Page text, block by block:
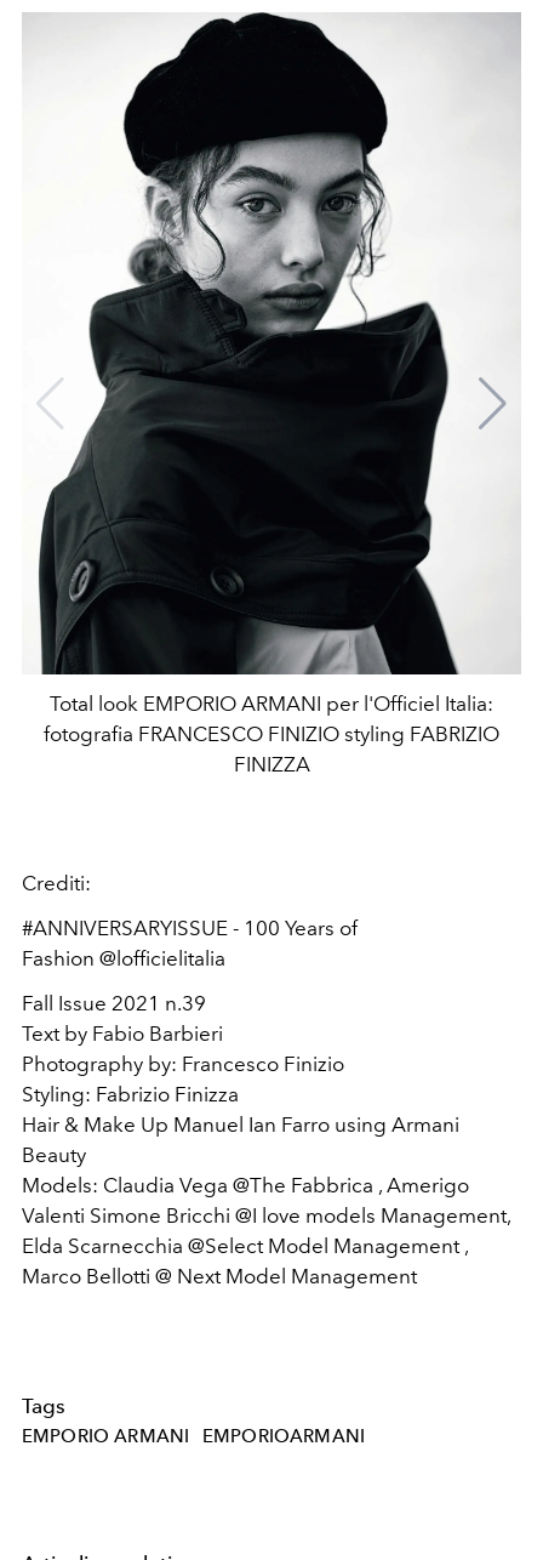
Total look EMPORIO ARMANI per l'Officiel Italia:
fotografia FRANCESCO FINIZIO styling FABRIZIO
FINIZZA
Crediti:
#ANNIVERSARYISSUE - 100 Years of
Fashion @lofficielitalia
Fall Issue 2021 n.39
Text by Fabio Barbieri
Photography by: Francesco Finizio
Styling: Fabrizio Finizza
Hair & Make Up Manuel Ian Farro using Armani
Beauty
Models: Claudia Vega @The Fabbrica , Amerigo
Valenti Simone Bricchi @I love models Management,
Elda Scarnecchia @Select Model Management ,
Marco Bellotti @ Next Model Management
Tags
EMPORIO ARMANI EMPORIOARMANI